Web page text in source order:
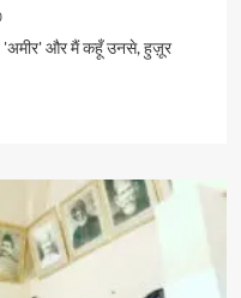
'अमीर' और मैं कहूँ उनसे, हुज़ूर